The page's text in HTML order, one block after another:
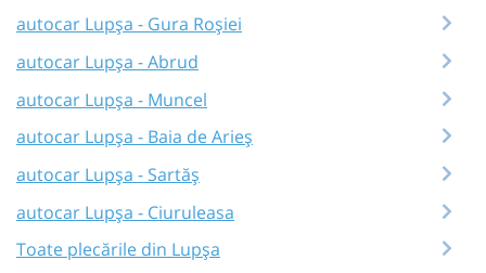
autocar Lupșa - Gura Roșiei
autocar Lupșa - Abrud
autocar Lupșa - Muncel
autocar Lupșa - Baia de Arieș
autocar Lupșa - Sartăș
autocar Lupșa - Ciuruleasa
Toate plecările din Lupșa